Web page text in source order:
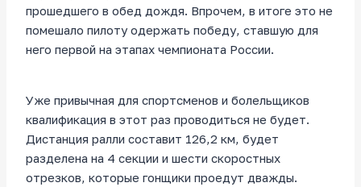
прошедшего в обед дождя. Впрочем, в итоге это не
помешало пилоту одержать победу, ставшую для
него первой на этапах чемпионата России.
Уже привычная для спортсменов и болельщиков
квалификация в этот раз проводиться не будет.
Дистанция ралли составит 126,2 км, будет
разделена на 4 секции и шести скоростных
отрезков, которые гонщики проедут дважды.